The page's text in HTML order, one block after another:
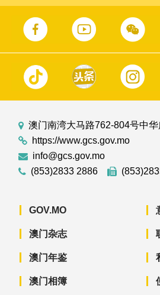
澳门南湾大马路762-804号中
https://www.gcs.gov.mo
info@gcs.gov.mo
(853)2833 2886
GOV.MO
澳门杂志
澳门年鉴
澳门相簿